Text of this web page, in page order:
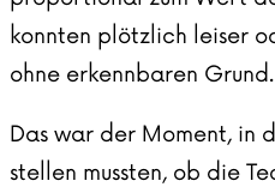
konnten plötzlich leiser
ohne erkennbaren Grund.
Das war der Moment, in
stellen mussten, ob die